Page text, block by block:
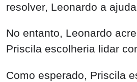
resolver, Leonardo a
No entanto, Leonardo
Priscila escolheria lidar
Como esperado, Priscila